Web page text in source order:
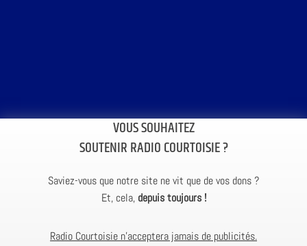
VOUS SOUHAITEZ
SOUTENIR RADIO COURTOISIE ?
Saviez-vous que notre site ne vit que de vos dons ?
Et, cela, depuis toujours !
Radio Courtoisie n’acceptera jamais de publicités.